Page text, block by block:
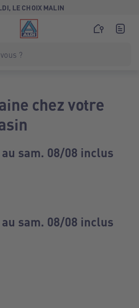
LE CHOIX MALIN
chez votre
sam. 08/08 inclus
sam. 08/08 inclus